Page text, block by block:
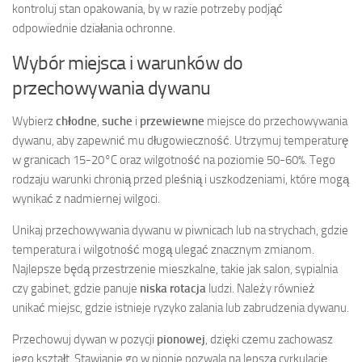
kontroluj stan opakowania, by w razie potrzeby podjąć
odpowiednie działania ochronne.
Wybór miejsca i warunków do
przechowywania dywanu
Wybierzchłodne, suche i przewiewne miejsce do przechowywania
dywanu, aby zapewnić mu długowieczność. Utrzymuj temperaturę
w granicach 15-20°C oraz wilgotność na poziomie 50-60%. Tego
rodzaju warunki chronią przed pleśnią i uszkodzeniami, które mogą
wynikać z nadmiernej wilgoci.
Unikaj przechowywania dywanu w piwnicach lub na strychach, gdzie
temperatura i wilgotność mogą ulegać znacznym zmianom.
Najlepsze będą przestrzenie mieszkalne, takie jak salon, sypialnia
czy gabinet, gdzie panuje niska rotacja ludzi. Należy również
unikać miejsc, gdzie istnieje ryzyko zalania lub zabrudzenia dywanu.
Przechowuj dywan w pozycji pionowej, dzięki czemu zachowasz
jego kształt. Stawianie go w pionie pozwala na lepszą cyrkulację